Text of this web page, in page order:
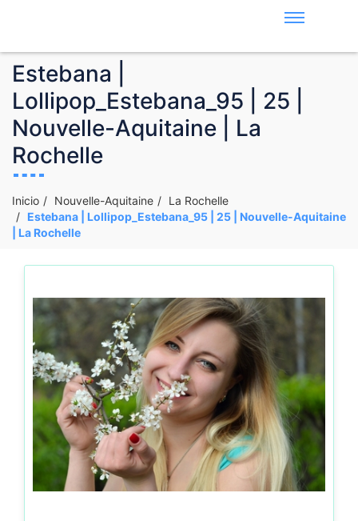
Estebana |
Lollipop_Estebana_95 | 25 |
Nouvelle-Aquitaine | La
Rochelle
Inicio Nouvelle-Aquitaine
La Rochelle
Estebana | Lollipop_Estebana_95 | 25 | Nouvelle-Aquitaine
| La Rochelle